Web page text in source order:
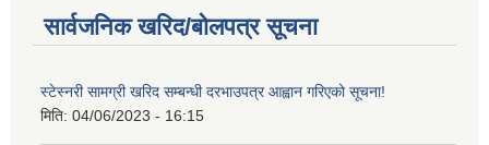
सार्वजनिक खरिद/बोलपत्र सूचना
स्टेस्नरी सामग्री खरिद सम्बन्धी दरभाउपत्र आह्वान गरिएको सूचना!
मिति: 04/06/2023 - 16:15